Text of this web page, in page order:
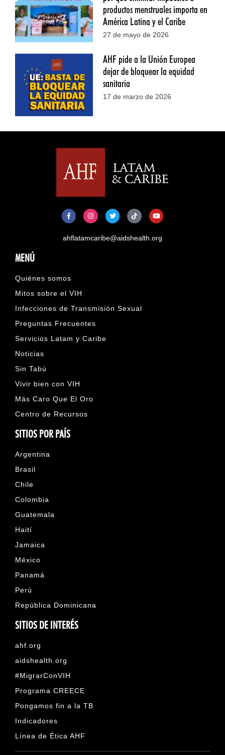
productos menstruales importa en
América Latina y el Caribe
27 de mayo de 2026
AHF pide a la Unión Europea
dejar de bloquear la equidad
sanitaria
17 de marzo de 2026
ahflatamcaribe@aidshealth.org
MENÚ
Quiénes somos
Mitos sobre el VIH
Infecciones de Transmisión Sexual
Preguntas Frecuentes
Servicios Latam y Caribe
Noticias
Sin Tabú
Vivir bien con VIH
Más Caro Que El Oro
Centro de Recursos
SITIOS POR PAÍS
Argentina
Brasil
Chile
Colombia
Guatemala
Haití
Jamaica
México
Panamá
Perú
República Dominicana
SITIOS DE INTERÉS
ahf.org
aidshealth.org
#MigrarConVIH
Programa CREECE
Pongamos fin a la TB
Indicadores
Línea de Ética AHF